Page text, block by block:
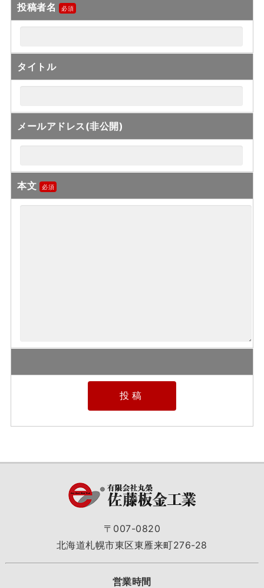
投稿者名
タイトル
メールアドレス(非公開)
本文
〒007-0820
北海道札幌市東区東雁来町276-28
営業時間